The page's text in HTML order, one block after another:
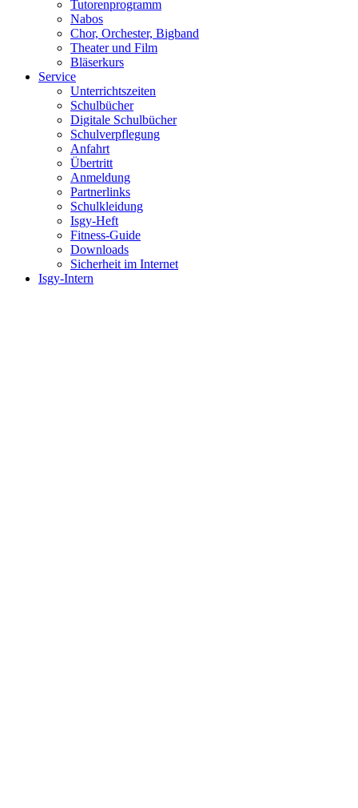
Tutorenprogramm
Nabos
Chor, Orchester, Bigband
Theater und Film
Bläserkurs
Service
Unterrichtszeiten
Schulbücher
Digitale Schulbücher
Schulverpflegung
Anfahrt
Übertritt
Anmeldung
Partnerlinks
Schulkleidung
Isgy-Heft
Fitness-Guide
Downloads
Sicherheit im Internet
Isgy-Intern